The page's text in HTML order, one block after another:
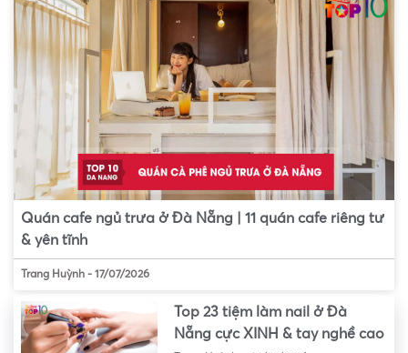
Quán cafe ngủ trưa ở Đà Nẵng | 11 quán cafe riêng tư
& yên tĩnh
Trang Huỳnh - 17/07/2026
Top 23 tiệm làm nail ở Đà
Nẵng cực XINH & tay nghề cao